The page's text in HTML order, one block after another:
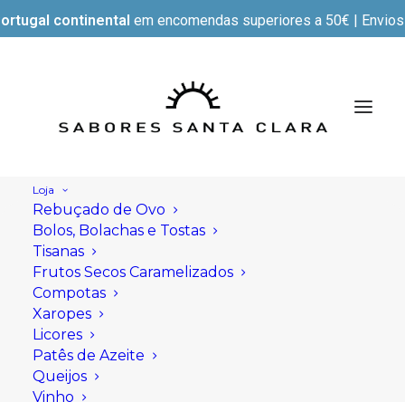
continental em encomendas superiores a 50€ |
Loja
Rebuçado de Ovo
Bolos, Bolachas e Tostas
Tisanas
Frutos Secos Caramelizados
Compotas
Xaropes
Licores
Patês de Azeite
Queijos
Vinho
TERMOS E CONDIÇÕES
DE COMPRA E VENDA
DE PRODUTOS
SABORES SANTA CLARA
E SUAS